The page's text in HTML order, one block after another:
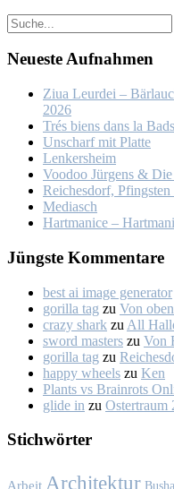
Neu­es­te Auf­nah­men
Ziua Leur­dei –
2026
Trés biens dans la
Un­scharf mit Plat­te
Len­kers­heim
Voo­doo Jür­gens &
Rei­ches­dorf, Pfings­ten
Me­dia­sch
Hart­ma­nice –
Jüngs­te Kom­men­ta­re
best ai image generator
gorilla tag zu Von
crazy shark zu All
sword masters zu Von
gorilla tag zu
happy wheels zu Ken
Plants vs Brainrots
glide in zu Os­ter­traum
Stich­wör­ter
Arbeit Architektur